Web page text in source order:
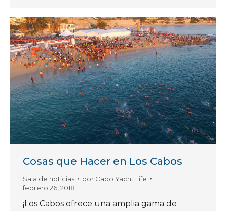
Cosas que Hacer en Los Cabos
Sala de noticias por Cabo Yacht Life
febrero 26, 2018
¡Los Cabos ofrece una amplia gama de